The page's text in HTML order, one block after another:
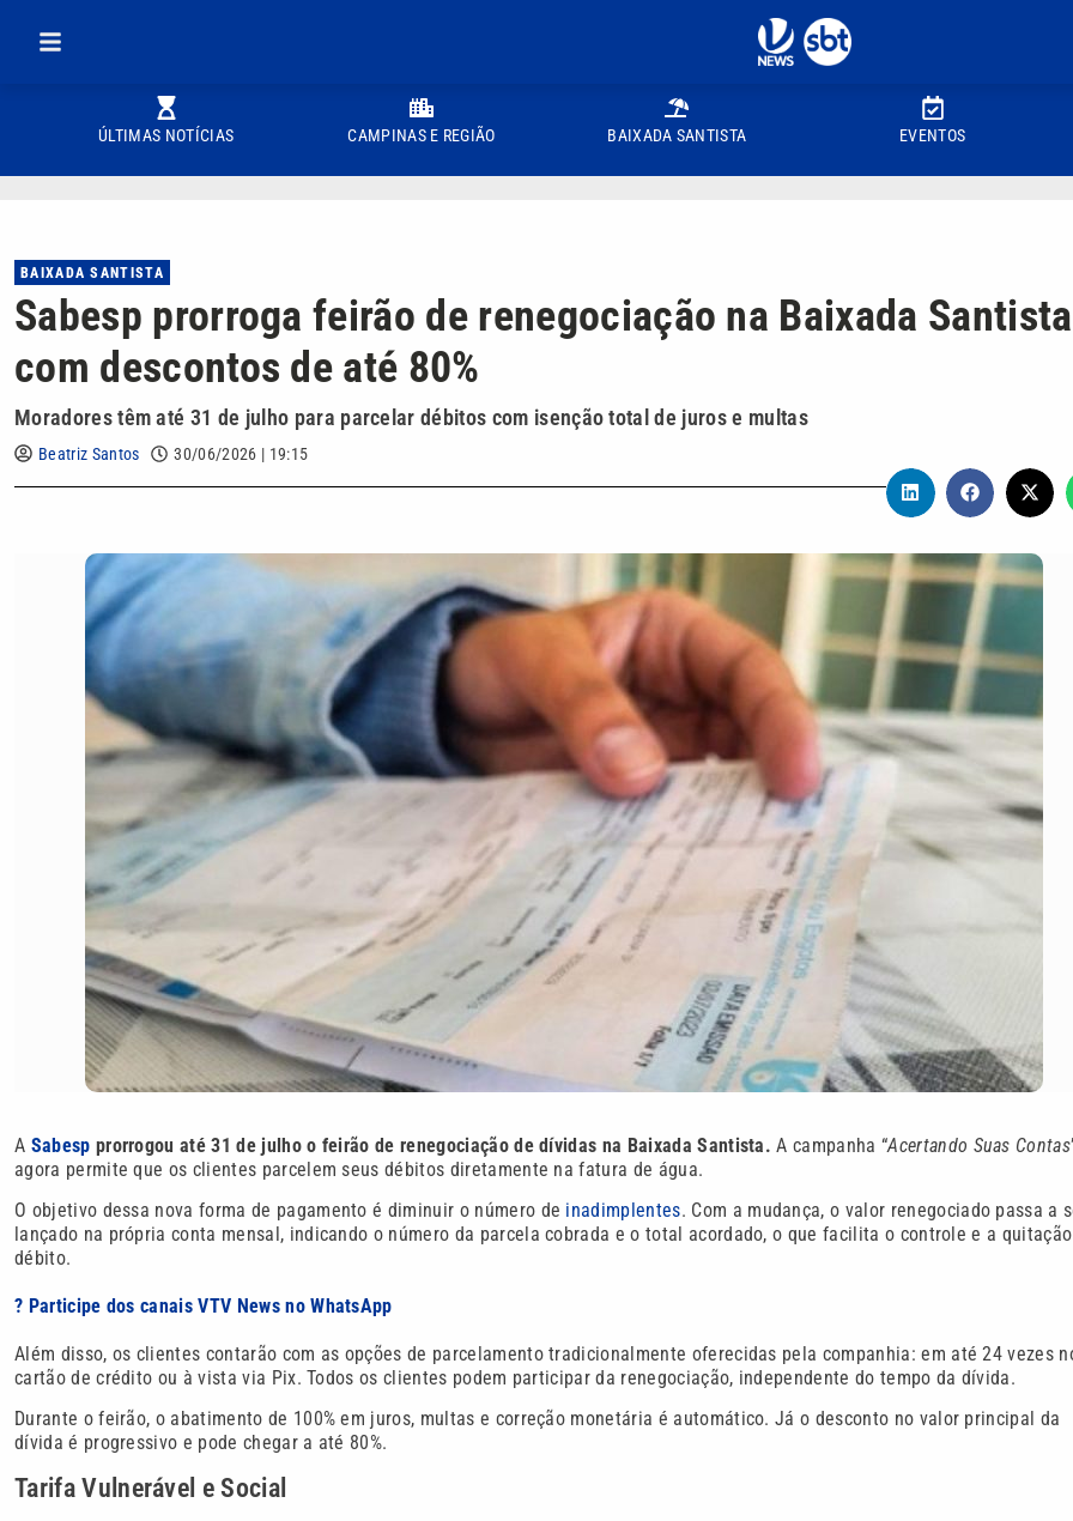
ÚLTIMAS NOTÍCIAS CAMPINAS E REGIÃO BAIXADA SANTISTA EVENTOS
BAIXADA SANTISTA
Sabesp prorroga feirão de renegociação na Baixada Santista
com descontos de até 80%
Moradores têm até 31 de julho para parcelar débitos com isenção total de juros e multas
Beatriz Santos 30/06/2026 | 19:15
A Sabesp prorrogou até 31 de julho o feirão de renegociação de dívidas na Baixada Santista. A campanha “Acertando Suas Contas
agora permite que os clientes parcelem seus débitos diretamente na fatura de água.
O objetivo dessa nova forma de pagamento é diminuir o número de inadimplentes. Com a mudança, o valor renegociado passa a
lançado na própria conta mensal, indicando o número da parcela cobrada e o total acordado, o que facilita o controle e a
débito.
? Participe dos canais VTV News no WhatsApp
Além disso, os clientes contarão com as opções de parcelamento tradicionalmente oferecidas pela companhia: em até 24 vezes
cartão de crédito ou à vista via Pix. Todos os clientes podem participar da renegociação, independente do tempo da dívida.
Durante o feirão, o abatimento de 100% em juros, multas e correção monetária é automático. Já o desconto no valor principal da
dívida é progressivo e pode chegar a até 80%.
Tarifa Vulnerável e Social